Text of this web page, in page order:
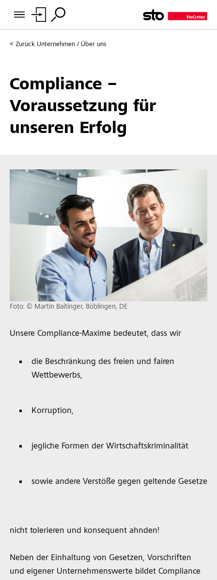
Zurück Unternehmen / Über uns
Compliance –
Voraussetzung für
unseren Erfolg
Unsere Compliance-Maxime bedeutet, dass wir
die Beschränkung des freien und fairen
Wettbewerbs,
Korruption,
jegliche Formen der Wirtschaftskriminalität
sowie andere Verstöße gegen geltende Gesetze
nicht tolerieren und konsequent ahnden!
Neben der Einhaltung von Gesetzen, Vorschriften
und eigener Unternehmenswerte bildet Compliance
Foto: © Martin Baitinger, Böblingen, DE